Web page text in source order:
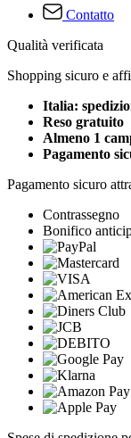
Contatto
Qualità verificata
Shopping sicuro e
Italia:
Reso gratuito
Almeno 1
Pagamento
Pagamento sicuro
Contrassegno
Bonifico